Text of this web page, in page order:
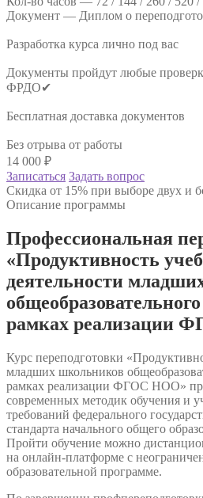
Документ — Диплом о
Разработка курса лично под вас
Документы пройдут любые
ФРДО✔
Бесплатная доставка документов
Без отрыва от работы
14 000 ₽
Записаться Задать вопрос
Скидка от 15% при выборе двух и
Описание программы
Профессиональная
«Продуктивность
деятельности
рамках реализации
Курс переподготовки
младших школьников
рамках реализации ФГОС НОО»
современных методик обучения и
требований федерального
стандарта начального общего
Пройти обучение можно
на онлайн-платформе с
образовательной программе.